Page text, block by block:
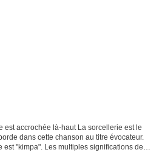
est accrochée là-haut La sorcellerie est le
dans cette chanson au titre évocateur.
est "kimpa". Les multiples significations de